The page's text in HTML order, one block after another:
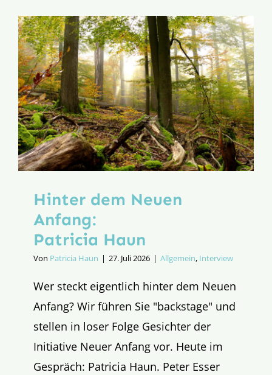
Martin
Hinter dem Neuen
Anfang:
Patricia Haun
Von Patricia Haun | 27. Juli 2026 | Allgemein, Interview
Wer steckt eigentlich hinter dem Neuen
Anfang? Wir führen Sie "backstage" und
stellen in loser Folge Gesichter der
Initiative Neuer Anfang vor. Heute im
Gespräch: Patricia Haun. Peter Esser